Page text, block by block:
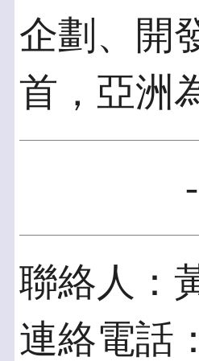
企劃、開
首，亞洲
聯絡人：
連絡電話